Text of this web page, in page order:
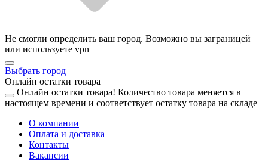
Не смогли определить ваш город. Возможно вы заграницей
или используете vpn
Выбрать город
Онлайн остатки товара
Онлайн остатки товара! Количество товара меняется в
настоящем времени и соответствует остатку товара на складе
О компании
Оплата и доставка
Контакты
Вакансии